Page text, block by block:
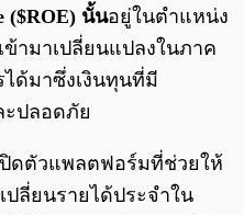
($ROE) นั้นอยู่ในตำแหน่ง
ามาเปลี่ยนแปลงในภาค
ด้มาซึ่งเงินทุนที่มี
ปลอดภัย
ปิดตัวแพลตฟอร์มที่ช่วยให้
ปลี่ยนรายได้ประจำใน